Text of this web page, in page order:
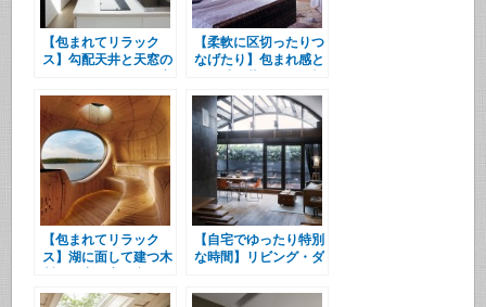
【包まれてリラック
ス】勾配天井と天窓の
ぎスペース
【柔軟に区切ったりつ
なげたり】包まれ感と
裏部屋のベッドルーム
とバスルーム
【包まれてリラック
ス】湖に面して建つ木
【自宅でゆったり特別
な時間】リビング・ダ
上のリラックスエリア